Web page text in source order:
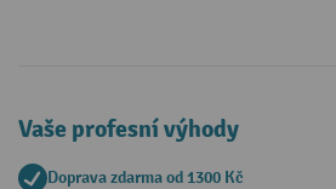
Vaše profesní výhody
Doprava zdarma od 1300 Kč